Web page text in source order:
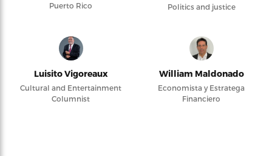
Puerto Rico
Politics and justice
Luisito Vigoreaux
Cultural and Entertainment
Columnist
William Maldonado
Economista y Estratega
Financiero